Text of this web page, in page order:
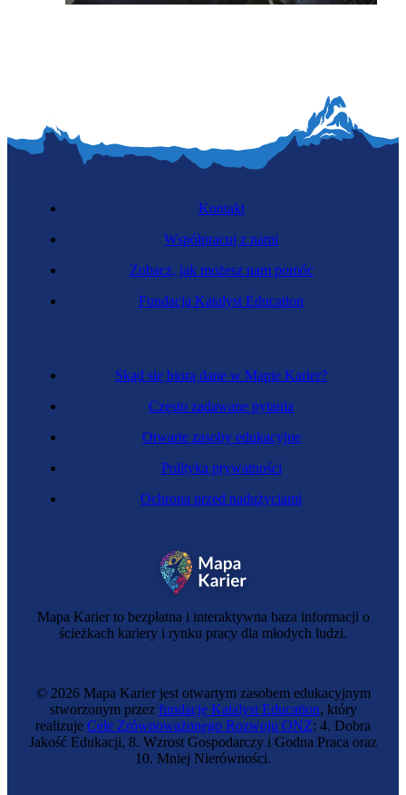
Specjalistka telekomunikacji
Mapa Karier to bezpłatna i interaktywna baza informacji o
ścieżkach kariery i rynku pracy dla młodych ludzi.
Skąd się biorą dane w Mapie Karier?
Często zadawane pytania
Otwarte zasoby edukacyjne
Polityka prywatności
Ochrona przed nadużyciami
Kontakt
Współpracuj z nami
Zobacz, jak możesz nam pomóc
Fundacja Katalyst Education
© 2026 Mapa Karier jest otwartym zasobem edukacyjnym
stworzonym przez fundację Katalyst Education, który
realizuje Cele Zrównoważonego Rozwoju ONZ: 4. Dobra
Jakość Edukacji, 8. Wzrost Gospodarczy i Godna Praca oraz
10. Mniej Nierówności.